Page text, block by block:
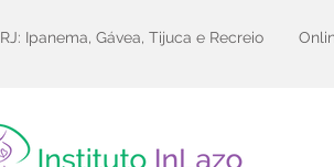
RJ: Ipanema, Gávea, Tijuca e Recreio